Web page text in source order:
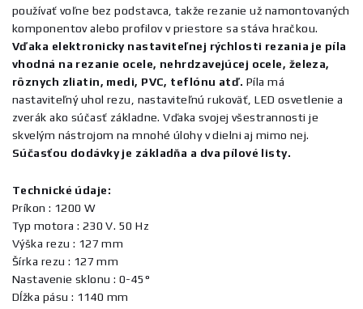
používať voľne bez podstavca, takže rezanie už namontovaných
komponentov alebo profilov v priestore sa stáva hračkou.
Vďaka elektronicky nastaviteľnej rýchlosti rezania je píla
vhodná na rezanie ocele, nehrdzavejúcej ocele, železa,
rôznych zliatin, medi, PVC, teflónu atď. Píla má
nastaviteľný uhol rezu, nastaviteľnú rukoväť, LED osvetlenie a
zverák ako súčasť základne. Vďaka svojej všestrannosti je
skvelým nástrojom na mnohé úlohy v dielni aj mimo nej.
Súčasťou dodávky je základňa a dva pílové listy.
Technické údaje:
Príkon : 1200 W
Typ motora : 230 V. 50 Hz
Výška rezu : 127 mm
Šírka rezu : 127 mm
Nastavenie sklonu : 0-45°
Dĺžka pásu : 1140 mm